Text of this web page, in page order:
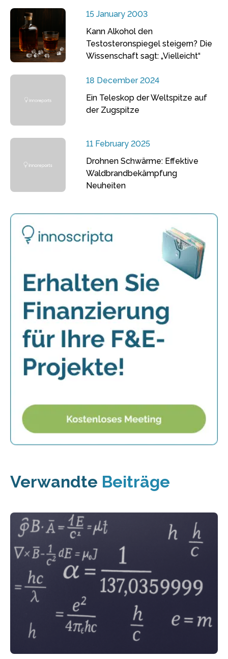
15 January 2003
Kann Alkohol den
Testosteronspiegel steigern? Die
Wissenschaft sagt: „Vielleicht“
18 December 2024
Ein Teleskop der Weltspitze auf
der Zugspitze
11 February 2025
Drohnen Schwärme: Effektive
Waldbrandbekämpfung
Neuheiten
Verwandte Beiträge